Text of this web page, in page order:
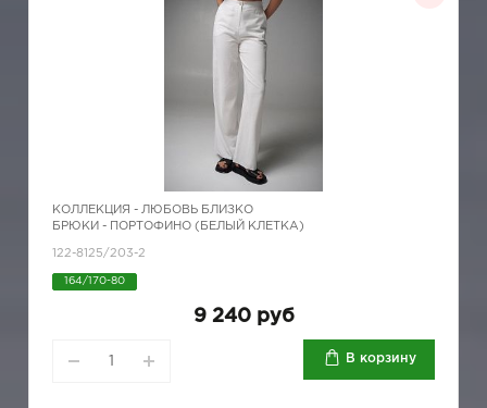
КОЛЛЕКЦИЯ - ЛЮБОВЬ БЛИЗКО
БРЮКИ - ПОРТОФИНО (БЕЛЫЙ КЛЕТКА)
122-8125/203-2
164/170-80
9 240 руб
В корзину